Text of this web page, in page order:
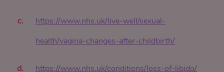
https://www.nhs.uk/live-well/sexual-
health/vagina-changes-after-childbirth/
https://www.nhs.uk/conditions/loss-of-libido/